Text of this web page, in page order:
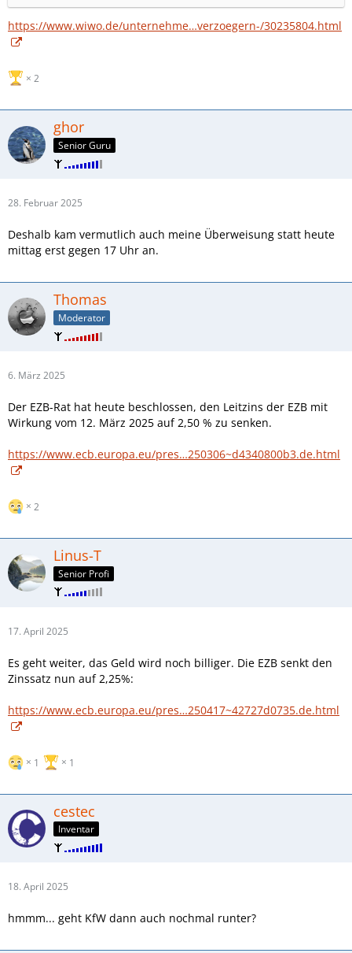
https://www.wiwo.de/unternehme…verzoegern-/30235804.html
2
ghor
Senior Guru
28. Februar 2025
Deshalb kam vermutlich auch meine Überweisung statt heute
mittag erst gegen 17 Uhr an.
Thomas
Moderator
6. März 2025
Der EZB-Rat hat heute beschlossen, den Leitzins der EZB mit
Wirkung vom 12. März 2025 auf 2,50 % zu senken.
https://www.ecb.europa.eu/pres…250306~d4340800b3.de.html
2
Linus-T
Senior Profi
17. April 2025
Es geht weiter, das Geld wird noch billiger. Die EZB senkt den
Zinssatz nun auf 2,25%:
https://www.ecb.europa.eu/pres…250417~42727d0735.de.html
1 1
cestec
Inventar
18. April 2025
hmmm... geht KfW dann auch nochmal runter?